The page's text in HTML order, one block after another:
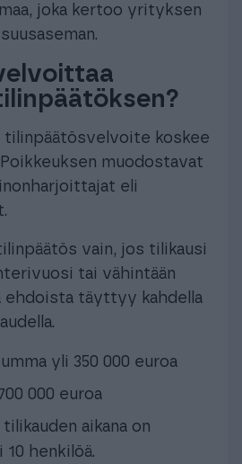
joka kertoo yrityksen
tilinpäätösvelvoite koskee
muodostavat
eli
vain, jos tilikausi
tai vähintään
ehdoista täyttyy kahdella
yli 350 000 euroa
000 euroa
aikana on
10 henkilöä.